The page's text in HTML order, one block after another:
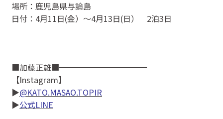
場所：鹿児島県与論島
日付：4月11日(金）〜4月13日(日） 2泊3日
■加藤正雄■━━━━━━━━━━━
【Instagram】
▶@KATO.MASAO.TOPIR
▶公式LINE